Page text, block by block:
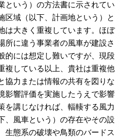
という）の方法書に示されてい
区域（以下、計画地という）と
は大きく重複しています。ほぼ
所に違う事業者の風車が建設さ
的には想定し難いですが、現段
複している以上、貴社は重複他
協力または情報の共有を図りな
影響評価を実施したうえで影響
を講じなければ、輻輳する風力
、風車という）の存在やその設
生態系の破壊や鳥類のバードス